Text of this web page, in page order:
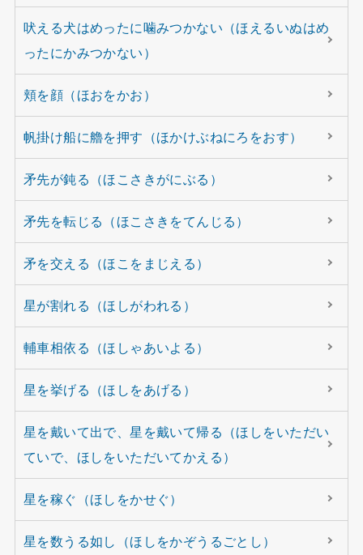
吠える犬はめったに噛みつかない（ほえるいぬはめ
ったにかみつかない）
頬を顔（ほおをかお）
帆掛け船に艪を押す（ほかけぶねにろをおす）
矛先が鈍る（ほこさきがにぶる）
矛先を転じる（ほこさきをてんじる）
矛を交える（ほこをまじえる）
星が割れる（ほしがわれる）
輔車相依る（ほしゃあいよる）
星を挙げる（ほしをあげる）
星を戴いて出で、星を戴いて帰る（ほしをいただい
ていで、ほしをいただいてかえる）
星を稼ぐ（ほしをかせぐ）
星を数うる如し（ほしをかぞうるごとし）